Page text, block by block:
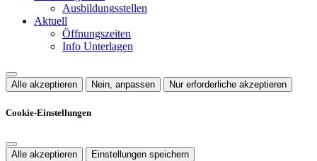
Ausbildungsstellen
Aktuell
Öffnungszeiten
Info Unterlagen
Alle akzeptieren Nein, anpassen Nur erforderliche akzeptieren
Cookie-Einstellungen
Alle akzeptieren Einstellungen speichern